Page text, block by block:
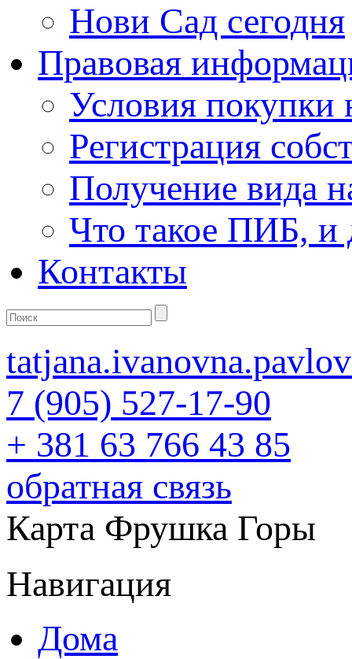
Нови Сад сегодня
Правовая
Условия
Регистрация
Получение вида
Что такое ПИБ, и
Контакты
7 (905) 527-17-90
+ 381 63 766 43 85
обратная связь
Карта Фрушка Горы
Навигация
Дома